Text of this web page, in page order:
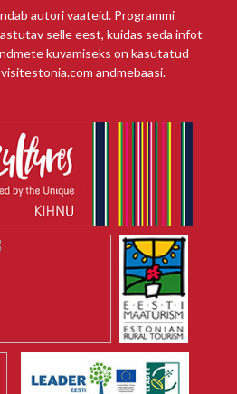
autori vaateid. Programmi
selle eest, kuidas seda infot
kuvamiseks on kasutatud
andmebaasi.